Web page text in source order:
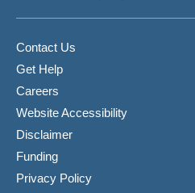
Contact Us
Get Help
Careers
Website Accessibility
Disclaimer
Funding
Privacy Policy